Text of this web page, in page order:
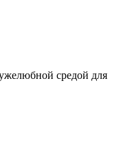
средой для